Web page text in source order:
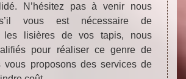
N’hésitez pas à venir nous
vous est nécessaire de
les lisières de vos tapis, nous
pour réaliser ce genre de
vous proposons des services de